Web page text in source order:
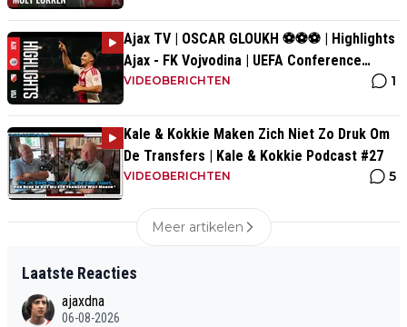
Ajax TV | OSCAR GLOUKH ⚽️⚽️⚽️ | Highlights
Ajax - FK Vojvodina | UEFA Conference
League
VIDEOBERICHTEN 1
Kale & Kokkie Maken Zich Niet Zo Druk Om
De Transfers | Kale & Kokkie Podcast #27
VIDEOBERICHTEN 5
Meer artikelen
Laatste Reacties
ajaxdna
06-08-2026